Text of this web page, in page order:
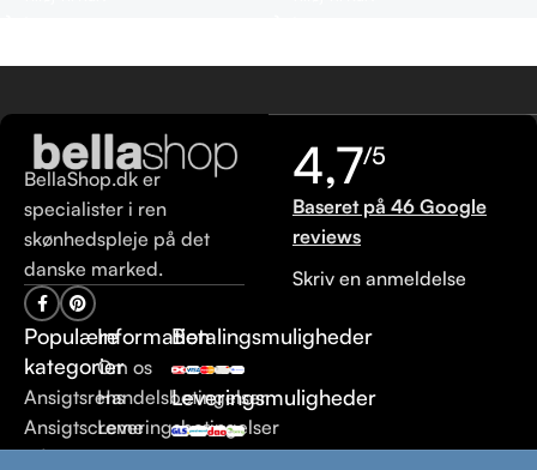
BellaShop.dk er
specialister i ren
skønhedspleje på det
danske marked.
Populære
kategorier
Ansigtsrens
Ansigtscreme
Hårpleje
Information
Om os
Handelsbetingelser
Leveringsbetingelser
Returneringsbetingelser
Betalingsmuligheder
Leveringsmuligheder
4,7/5
Baseret på 46 Google
reviews
Skriv en anmeldelse